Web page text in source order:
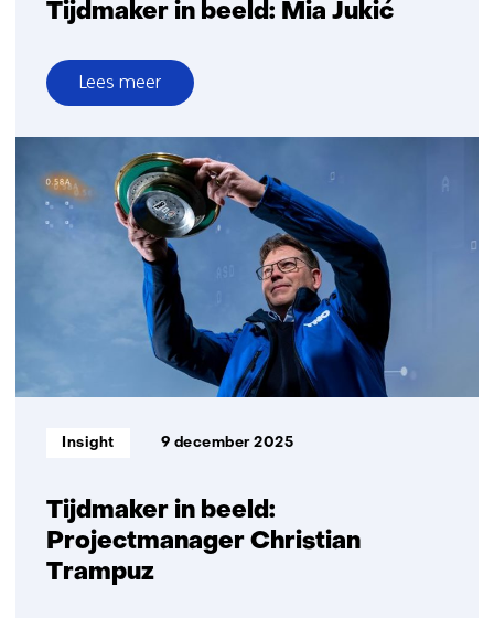
Tijdmaker in beeld: Mia Jukić
Lees meer
over
Tijdmaker
beeld:
Tijdmaker in beeld:
Projectmanager Christian
Trampuz
Informatietype:
Insight 9 december 2025